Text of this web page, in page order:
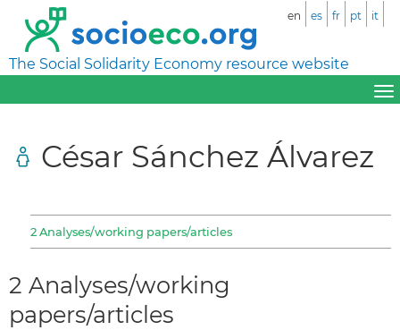
The Social Solidarity Economy resource website
en es fr pt it
César Sánchez Álvarez
2 Analyses/working papers/articles
2 Analyses/working
papers/articles